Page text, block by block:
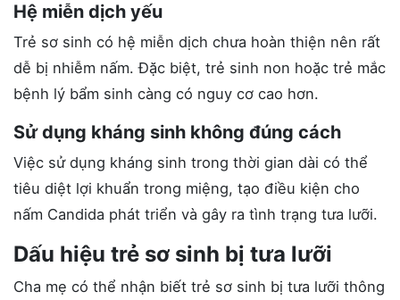
Hệ miễn dịch yếu
Trẻ sơ sinh có hệ miễn dịch chưa hoàn thiện nên rất
dễ bị nhiễm nấm. Đặc biệt, trẻ sinh non hoặc trẻ mắc
bệnh lý bẩm sinh càng có nguy cơ cao hơn.
Sử dụng kháng sinh không đúng cách
Việc sử dụng kháng sinh trong thời gian dài có thể
tiêu diệt lợi khuẩn trong miệng, tạo điều kiện cho
nấm Candida phát triển và gây ra tình trạng tưa lưỡi.
Dấu hiệu trẻ sơ sinh bị tưa lưỡi
Cha mẹ có thể nhận biết trẻ sơ sinh bị tưa lưỡi thông